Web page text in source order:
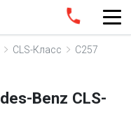
CLS-Класс C257
Benz CLS-